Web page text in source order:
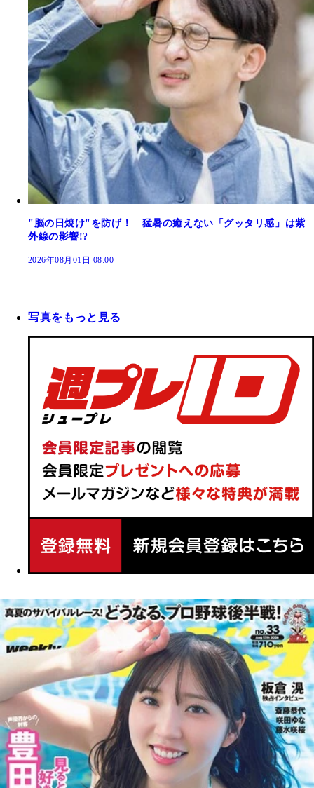
"脳の日焼け"を防げ！ 猛暑の癒えない「グッタリ感」は紫
外線の影響!?
2026年08月01日 08:00
写真をもっと見る